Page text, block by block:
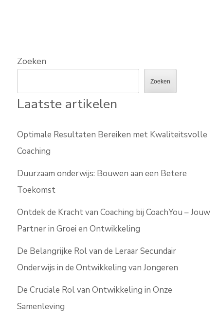
Zoeken
Zoeken
Laatste artikelen
Optimale Resultaten Bereiken met Kwaliteitsvolle
Coaching
Duurzaam onderwijs: Bouwen aan een Betere
Toekomst
Ontdek de Kracht van Coaching bij CoachYou – Jouw
Partner in Groei en Ontwikkeling
De Belangrijke Rol van de Leraar Secundair
Onderwijs in de Ontwikkeling van Jongeren
De Cruciale Rol van Ontwikkeling in Onze
Samenleving